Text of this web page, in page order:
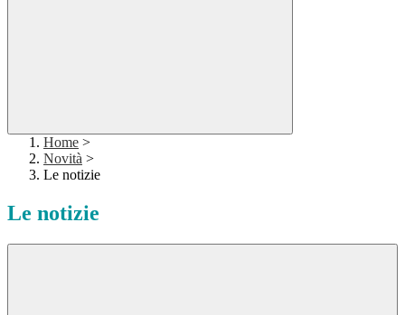
Home >
Novità >
Le notizie
Le notizie